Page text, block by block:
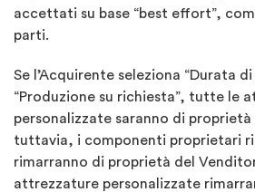
accettati su base “best effort”,
parti.
Se l’Acquirente seleziona “Durata
“Produzione su richiesta”, tutte le
personalizzate saranno di proprietà
tuttavia, i componenti proprietari
rimarranno di proprietà del
attrezzature personalizzate